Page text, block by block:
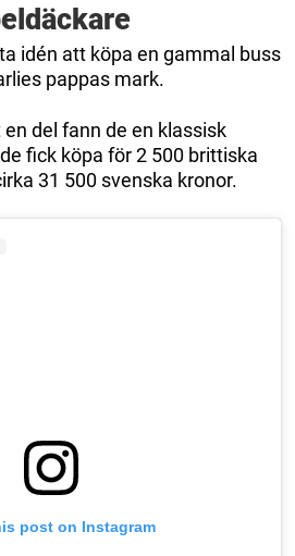
idén att köpa en gammal buss
pappas mark.
del fann de en klassisk
fick köpa för 2 500 brittiska
31 500 svenska kronor.
post on Instagram